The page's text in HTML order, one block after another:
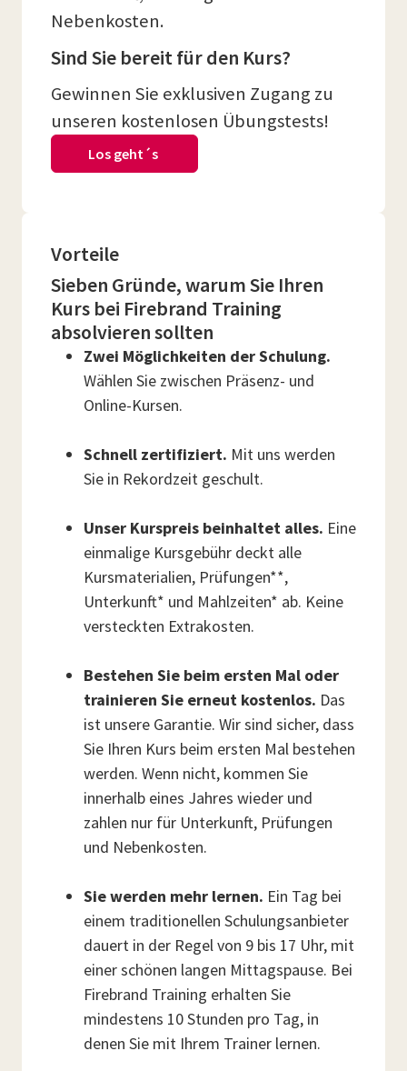
Nebenkosten.
Sind Sie bereit für den Kurs?
Gewinnen Sie exklusiven Zugang zu
unseren kostenlosen Übungstests!
Los geht´s
Vorteile
Sieben Gründe, warum Sie Ihren
Kurs bei Firebrand Training
absolvieren sollten
Zwei Möglichkeiten der Schulung.
Wählen Sie zwischen Präsenz- und
Online-Kursen.
Schnell zertifiziert. Mit uns werden
Sie in Rekordzeit geschult.
Unser Kurspreis beinhaltet alles. Eine
einmalige Kursgebühr deckt alle
Kursmaterialien, Prüfungen**,
Unterkunft* und Mahlzeiten* ab. Keine
versteckten Extrakosten.
Bestehen Sie beim ersten Mal oder
trainieren Sie erneut kostenlos. Das
ist unsere Garantie. Wir sind sicher, dass
Sie Ihren Kurs beim ersten Mal bestehen
werden. Wenn nicht, kommen Sie
innerhalb eines Jahres wieder und
zahlen nur für Unterkunft, Prüfungen
und Nebenkosten.
Sie werden mehr lernen. Ein Tag bei
einem traditionellen Schulungsanbieter
dauert in der Regel von 9 bis 17 Uhr, mit
einer schönen langen Mittagspause. Bei
Firebrand Training erhalten Sie
mindestens 10 Stunden pro Tag, in
denen Sie mit Ihrem Trainer lernen.